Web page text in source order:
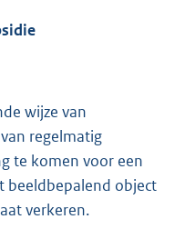
wijze van
regelmatig
te komen voor een
beeldbepalend object
verkeren.